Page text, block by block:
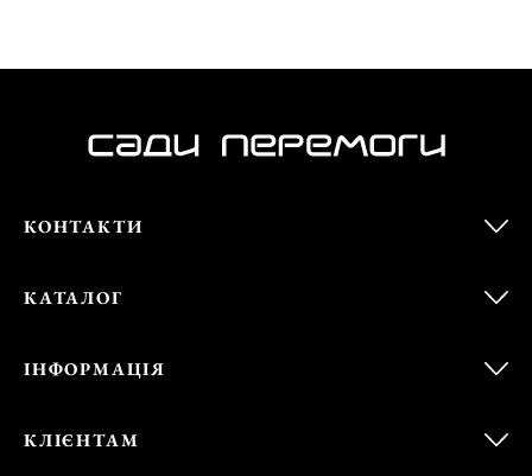
КОНТАКТИ
КАТАЛОГ
ІНФОРМАЦІЯ
КЛІЄНТАМ